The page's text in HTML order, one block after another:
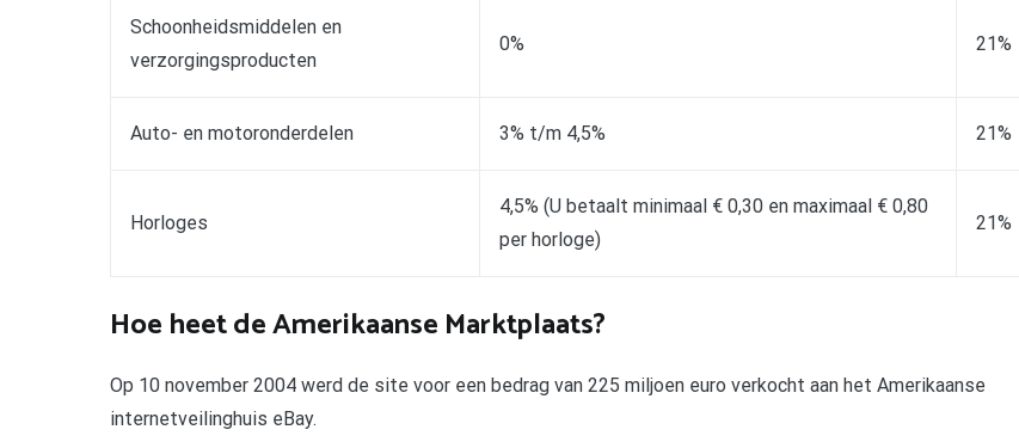
Schoonheidsmiddelen en
verzorgingsproducten
0% 21%
Auto- en motoronderdelen 3% t/m 4,5% 21%
Horloges
4,5% (U betaalt minimaal € 0,30 en maximaal € 0,80
per horloge)
21%
Hoe heet de Amerikaanse Marktplaats?
Op 10 november 2004 werd de site voor een bedrag van 225 miljoen euro verkocht aan het Amerikaanse
internetveilinghuis eBay.